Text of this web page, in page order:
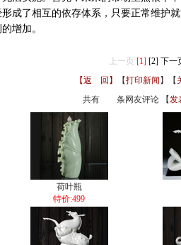
成了相互的依存体系，只要正常维护
增加。
上一页 [1] [2] 下一
【返 回】
【打印新闻 】【
共有
条网友评论 【发
荷叶瓶
特价:499